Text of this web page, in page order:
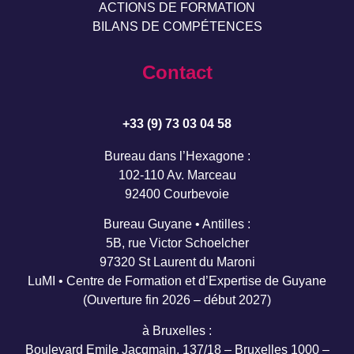
ACTIONS DE FORMATION
BILANS DE COMPÉTENCES
Contact
+33 (9) 73 03 04 58
Bureau dans l’Hexagone :
102-110 Av. Marceau
92400 Courbevoie
Bureau Guyane • Antilles :
5B, rue Victor Schoelcher
97320 St Laurent du Maroni
LuMI • Centre de Formation et d’Expertise de Guyane
(Ouverture fin 2026 – début 2027)
à Bruxelles :
Boulevard Emile Jacqmain, 137/18 – Bruxelles 1000 –